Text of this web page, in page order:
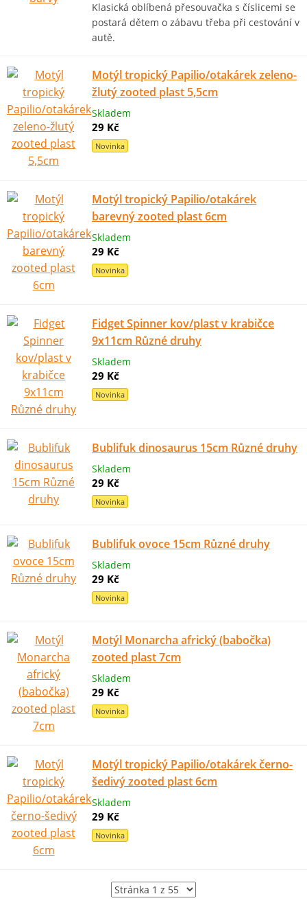
Klasická oblíbená přesouvačka s číslicemi se
postará dětem o zábavu třeba při cestování v
autě.
Motýl tropický Papilio/otakárek zeleno-
žlutý zooted plast 5,5cm
Skladem
29 Kč
Novinka
Motýl tropický Papilio/otakárek
barevný zooted plast 6cm
Skladem
29 Kč
Novinka
Fidget Spinner kov/plast v krabičce
9x11cm Různé druhy
Skladem
29 Kč
Novinka
Bublifuk dinosaurus 15cm Různé druhy
Skladem
29 Kč
Novinka
Bublifuk ovoce 15cm Různé druhy
Skladem
29 Kč
Novinka
Motýl Monarcha africký (babočka)
zooted plast 7cm
Skladem
29 Kč
Novinka
Motýl tropický Papilio/otakárek černo-
šedivý zooted plast 6cm
Skladem
29 Kč
Novinka